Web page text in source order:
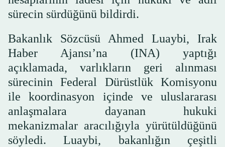
sürecin sürdüğünü bildirdi.
Bakanlık Sözcüsü Ahmed Luaybi, Irak
Haber Ajansı’na (INA) yaptığı
açıklamada, varlıkların geri alınması
sürecinin Federal Dürüstlük Komisyonu
ile koordinasyon içinde ve uluslararası
anlaşmalara dayanan hukuki
mekanizmalar aracılığıyla yürütüldüğünü
söyledi. Luaybi, bakanlığın çeşitli